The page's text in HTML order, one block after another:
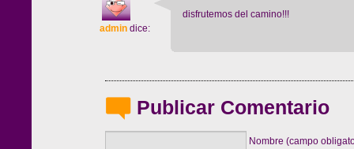
admin dice:
disfrutemos del camino!!!
Publicar Comentario
Nombre (campo